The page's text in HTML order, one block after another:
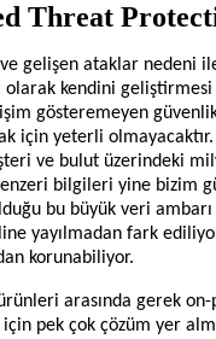
Threat
gelişen ataklar nedeni
kendini
gösteremeyen
için yeterli
ve bulut üzerindeki
bilgileri yine bizim
bu büyük veri
yayılmadan fark
korunabiliyor.
arasında gerek
pek çok çözüm yer